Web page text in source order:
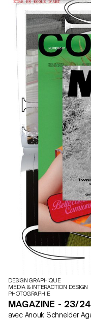
DESIGN GRAPHIQUE
MEDIA & INTERACTION DESIGN
PHOTOGRAPHIE
MAGAZINE - 23/24